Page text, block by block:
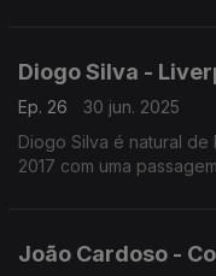
Diogo Silva -
Ep. 26
30 jun. 2025
Diogo Silva é natural
2017 com uma
João Cardoso -